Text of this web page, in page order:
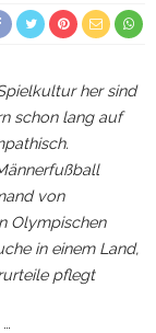
her sind
schon lang auf
von
Olympischen
in einem Land,
pflegt